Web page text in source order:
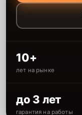
10+
лет на рынке
до 3 лет
гарантия на работы